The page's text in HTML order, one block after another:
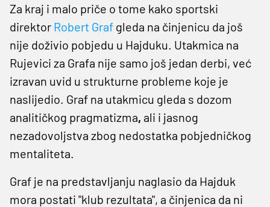
Za kraj i malo priče o tome kako sportski
direktor Robert Graf gleda na činjenicu da još
nije doživio pobjedu u Hajduku. Utakmica na
Rujevici za Grafa nije samo još jedan derbi, već
izravan uvid u strukturne probleme koje je
naslijedio. Graf na utakmicu gleda s dozom
analitičkog pragmatizma, ali i jasnog
nezadovoljstva zbog nedostatka pobjedničkog
mentaliteta.
Graf je na predstavljanju naglasio da Hajduk
mora postati "klub rezultata", a činjenica da ni